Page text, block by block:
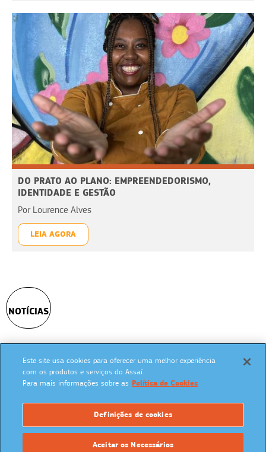
DO PRATO AO PLANO: EMPREENDEDORISMO,
IDENTIDADE E GESTÃO
Por Lourence Alves
LEIA AGORA
NOTÍCIAS
SIGA NAS REDES SOCIAIS:
Este site usa cookies para oferecer uma melhor experiência
com os produtos e serviços do Assaí.
Para mais informações sobre as Política de Cookies
Definições de cookies
Aceitar os Necessários